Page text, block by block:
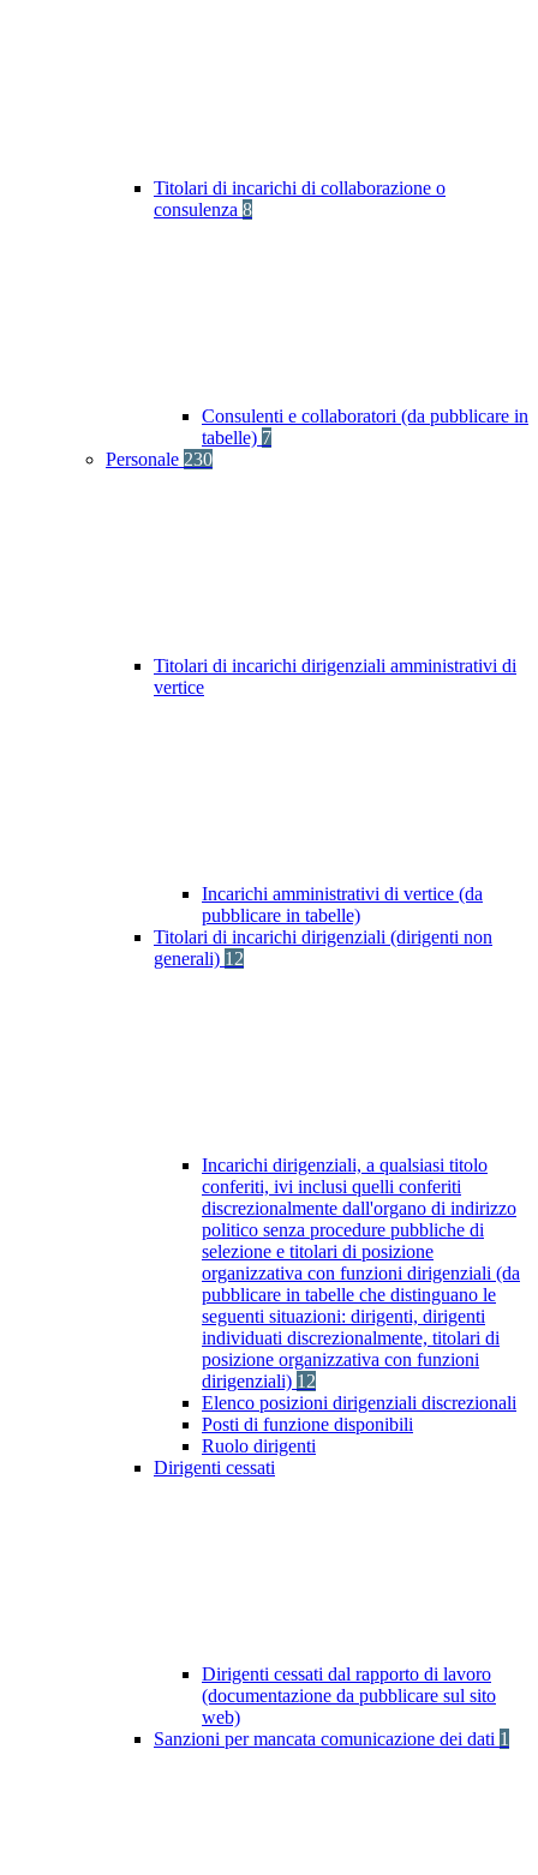
Titolari di incarichi di collaborazione o
consulenza 8
Consulenti e collaboratori (da pubblicare in
tabelle) 7
Personale 230
Titolari di incarichi dirigenziali amministrativi di
vertice
Incarichi amministrativi di vertice (da
pubblicare in tabelle)
Titolari di incarichi dirigenziali (dirigenti non
generali) 12
Incarichi dirigenziali, a qualsiasi titolo
conferiti, ivi inclusi quelli conferiti
discrezionalmente dall'organo di indirizzo
politico senza procedure pubbliche di
selezione e titolari di posizione
organizzativa con funzioni dirigenziali (da
pubblicare in tabelle che distinguano le
seguenti situazioni: dirigenti, dirigenti
individuati discrezionalmente, titolari di
posizione organizzativa con funzioni
dirigenziali) 12
Elenco posizioni dirigenziali discrezionali
Posti di funzione disponibili
Ruolo dirigenti
Dirigenti cessati
Dirigenti cessati dal rapporto di lavoro
(documentazione da pubblicare sul sito
web)
Sanzioni per mancata comunicazione dei dati 1